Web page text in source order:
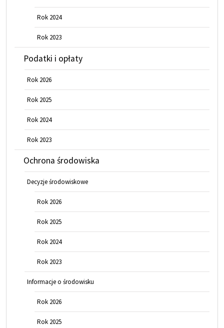
Rok 2024
Rok 2023
Podatki i opłaty
Rok 2026
Rok 2025
Rok 2024
Rok 2023
Ochrona środowiska
Decyzje środowiskowe
Rok 2026
Rok 2025
Rok 2024
Rok 2023
Informacje o środowisku
Rok 2026
Rok 2025